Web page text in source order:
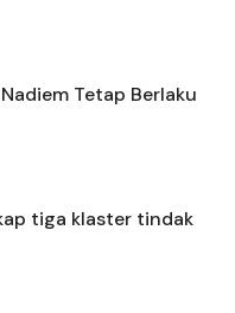
Tetap Berlaku
tiga klaster tindak